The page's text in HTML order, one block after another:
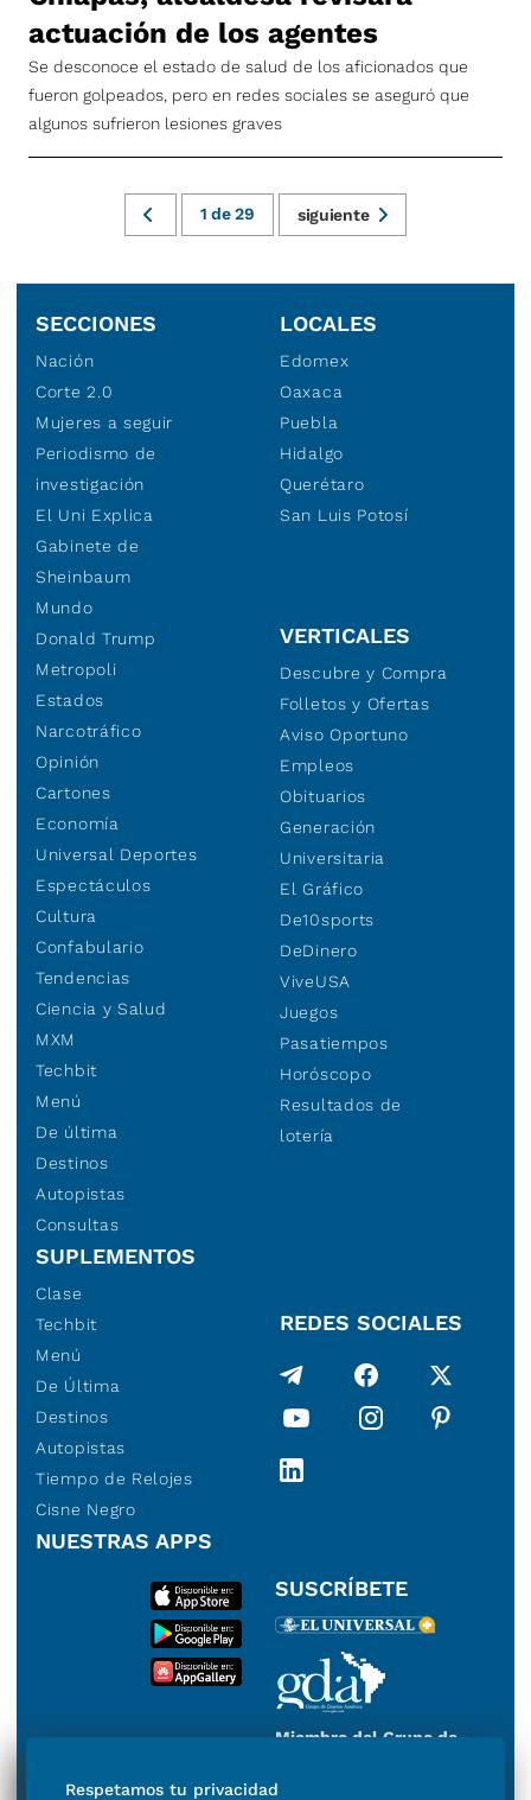
actuación de los agentes
Se desconoce el estado de salud de los aficionados que
fueron golpeados, pero en redes sociales se aseguró que
algunos sufrieron lesiones graves
1 de29 siguiente
SECCIONES
Nación
Corte 2.0
Mujeres a seguir
Periodismo de
investigación
El Uni Explica
Gabinete de
Sheinbaum
Mundo
Donald Trump
Metropoli
Estados
Narcotráfico
Opinión
Cartones
Economía
Universal Deportes
Espectáculos
Cultura
Confabulario
Tendencias
Ciencia y Salud
MXM
Techbit
Menú
De última
Destinos
Autopistas
Consultas
SUPLEMENTOS
Clase
Techbit
Menú
De Última
Destinos
Autopistas
Tiempo de Relojes
Cisne Negro
VERTICALES
Descubre y Compra
Folletos y Ofertas
Aviso Oportuno
Empleos
Obituarios
Generación
Universitaria
El Gráfico
De10sports
DeDinero
ViveUSA
Juegos
Pasatiempos
Horóscopo
Resultados de
lotería
LOCALES
Edomex
Oaxaca
Puebla
Hidalgo
Querétaro
San Luis Potosí
REDES SOCIALES
SUSCRÍBETE
Miembro del Grupo de
NUESTRAS APPS
Respetamos tu privacidad